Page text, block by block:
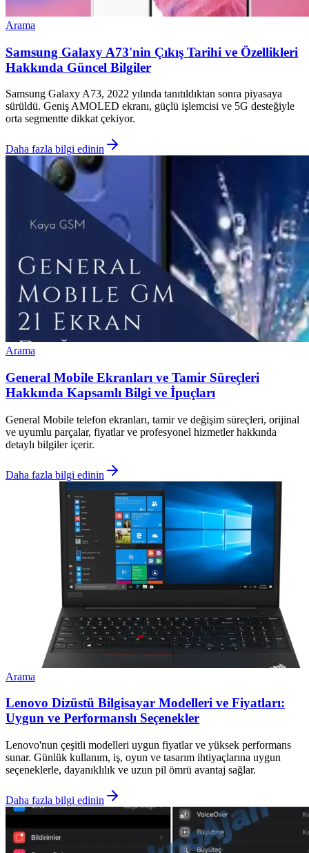
Arama
Samsung Galaxy A73'nin Çıkış Tarihi ve Özellikleri
Hakkında Güncel Bilgiler
Samsung Galaxy A73, 2022 yılında tanıtıldıktan sonra piyasaya
sürüldü. Geniş AMOLED ekranı, güçlü işlemcisi ve 5G desteğiyle
orta segmentte dikkat çekiyor.
Daha fazla bilgi edinin
Arama
General Mobile Ekranları ve Tamir Süreçleri
Hakkında Kapsamlı Bilgi ve İpuçları
General Mobile telefon ekranları, tamir ve değişim süreçleri, orijinal
ve uyumlu parçalar, fiyatlar ve profesyonel hizmetler hakkında
detaylı bilgiler içerir.
Daha fazla bilgi edinin
Arama
Lenovo Dizüstü Bilgisayar Modelleri ve Fiyatları:
Uygun ve Performanslı Seçenekler
Lenovo'nun çeşitli modelleri uygun fiyatlar ve yüksek performans
sunar. Günlük kullanım, iş, oyun ve tasarım ihtiyaçlarına uygun
seçeneklerle, dayanıklılık ve uzun pil ömrü avantaj sağlar.
Daha fazla bilgi edinin